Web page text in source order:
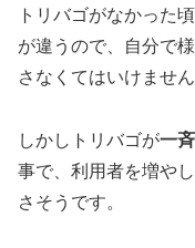
トリバゴがなかった
が違うので、自分で
さなくてはいけません
しかしトリバゴが一
事で、利用者を増や
さそうです。